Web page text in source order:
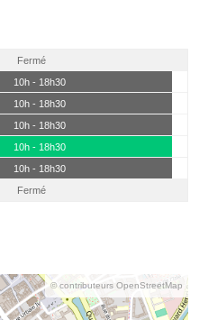
Fermé
10h - 18h30
10h - 18h30
10h - 18h30
10h - 18h30
10h - 18h30
Fermé
© contributeurs OpenStreetMap